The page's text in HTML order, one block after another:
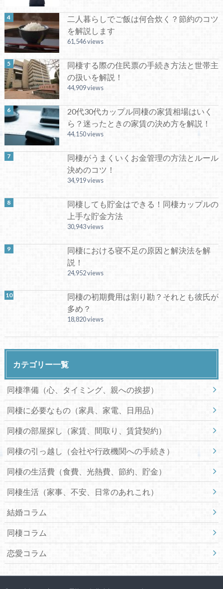
二人暮らしでご飯は何合炊く？節約のコツ
を解説します
61,546 views
同棲する際の住民票の手続き方法と世帯主
の扱いを解説！
44,909 views
20代30代カップル同棲の家賃相場はいく
ら？迷ったときの家賃の決め方を解説！
44,150 views
同棲がうまくいくお金管理の方法とルール
決めのコツ！
34,919 views
同棲しても貯金はできる！同棲カップルの
上手な貯金方法
30,943 views
同棲における寝不足の原因と解決法を解
説！
24,952 views
同棲の初期費用は割り勘？それとも彼氏が
多め？
18,820 views
カテゴリー一覧
同棲準備（心、タイミング、親への挨拶）
同棲に必要なもの（家具、家電、日用品）
同棲の部屋探し（家賃、間取り、賃貸契約）
同棲の引っ越し（会社や行政機関への手続き）
同棲の生活費（食費、光熱費、節約、貯金）
同棲生活（家事、不安、日常のあれこれ）
結婚コラム
同棲コラム
恋愛コラム